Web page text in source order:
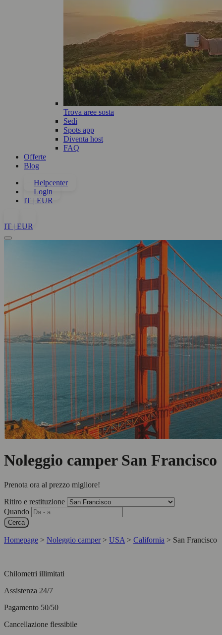
Trova aree sosta
Sedi
Spots app
Diventa host
FAQ
Offerte
Blog
Helpcenter
Login
IT | EUR
IT | EUR
Noleggio camper San Francisco
Prenota ora al prezzo migliore!
Ritiro e restituzione
Quando
Cerca
Homepage > Noleggio camper > USA > California > San Francisco
Chilometri illimitati
Assistenza 24/7
Pagamento 50/50
Cancellazione flessibile